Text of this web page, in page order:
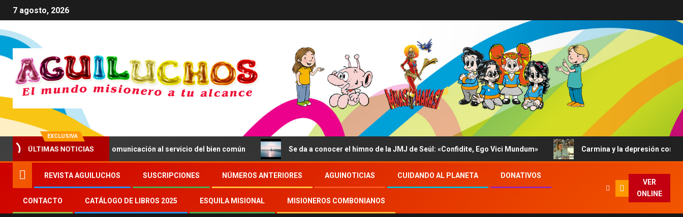
7 agosto, 2026
EXCLUSIVA
ÚLTIMAS NOTICIAS
anima a impulsar una comunicación al servicio del bien común Se da a conocer el himno de la JMJ de Seúl: «Confidite, Ego Vici Mundum» Carmina y la depresión contada al
REVISTA AGUILUCHOS SUSCRIPCIONES NÚMEROS ANTERIORES AGUINOTICIAS CUIDANDO AL PLANETA DONATIVOS
CONTACTO CATÁLOGO DE LIBROS 2025 ESQUILA MISIONAL MISIONEROS COMBONIANOS
VER
ONLINE